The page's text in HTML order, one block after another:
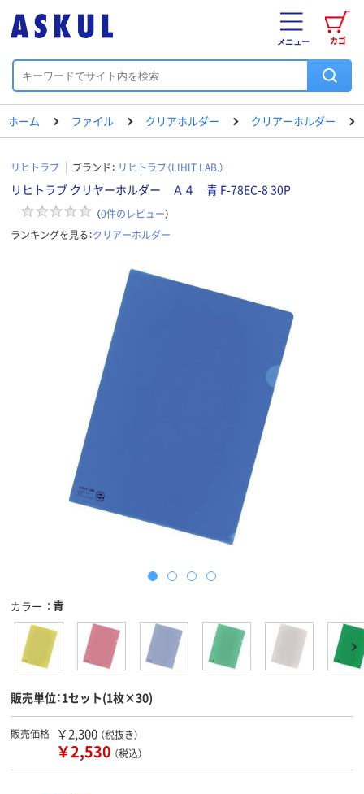
カゴ
メニュー
ホーム ファイル クリアホルダー クリアーホルダー
リヒトラブ ブランド： リヒトラブ（LIHIT LAB.）
リヒトラブ クリヤーホルダー Ａ４ 青 F-78EC-8 30P
（0件のレビュー）
ランキングを見る：クリアーホルダー
カラー 青
販売単位：1セット(1枚×30)
販売価格 ￥2,300 （税抜き）
￥2,530 （税込）